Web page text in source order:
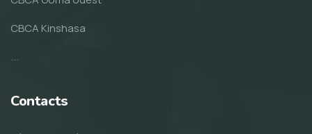
CBCA Kinshasa
...
Contacts